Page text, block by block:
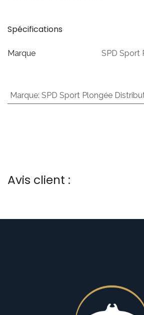
Spécifications
Marque SPD Sport
Marque: SPD Sport Plongée
Avis client :